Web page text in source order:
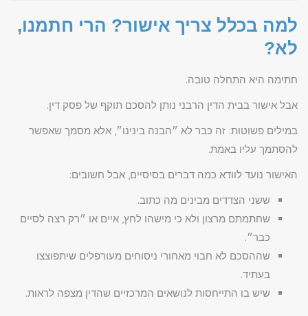
למה בכלל צריך אישור? הרי חתמנו,
לא?
חתימה היא התחלה טובה.
אבל אישור בבית הדין הרבני נותן להסכם תוקף של פסק דין.
במילים פשוטות: זה כבר לא ״הבנה בינינו״, אלא מסמך שאפשר
להסתמך עליו באמת.
האישור נועד לוודא כמה דברים בסיסיים, אבל חשובים:
ששני הצדדים מבינים מה כתוב.
שחתמתם מרצון ולא כי מישהו לחץ, איים או ״רק רצה לסיים
כבר״.
שההסכם לא חבוי מאחורי ניסוחים מעורפלים שיתפוצצו
בעתיד.
שיש בו התייחסות לנושאים המרכזיים שהדין מצפה לראות.